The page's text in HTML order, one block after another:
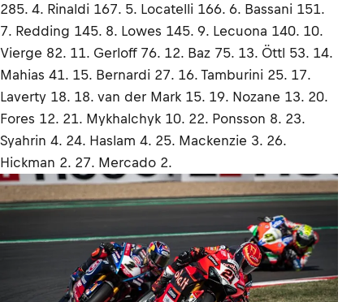
285. 4. Rinaldi 167. 5. Locatelli 166. 6. Bassani 151.
7. Redding 145. 8. Lowes 145. 9. Lecuona 140. 10.
Vierge 82. 11. Gerloff 76. 12. Baz 75. 13. Öttl 53. 14.
Mahias 41. 15. Bernardi 27. 16. Tamburini 25. 17.
Laverty 18. 18. van der Mark 15. 19. Nozane 13. 20.
Fores 12. 21. Mykhalchyk 10. 22. Ponsson 8. 23.
Syahrin 4. 24. Haslam 4. 25. Mackenzie 3. 26.
Hickman 2. 27. Mercado 2.